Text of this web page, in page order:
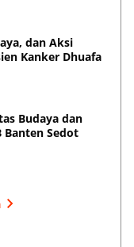
dan Aksi
Kanker Dhuafa
Budaya dan
Banten Sedot